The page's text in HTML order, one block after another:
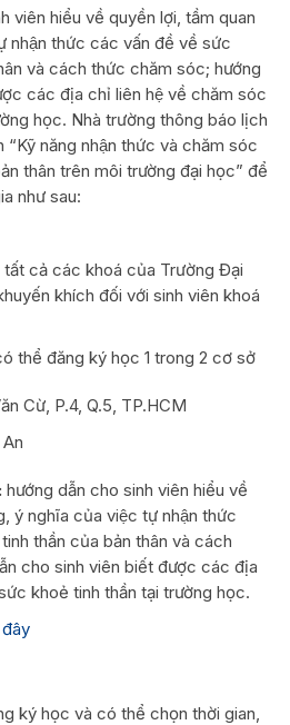
viên hiểu về quyền lợi, tầm quan
nhận thức các vấn đề về sức
và cách thức chăm sóc; hướng
các địa chỉ liên hệ về chăm sóc
học. Nhà trường thông báo lịch
năng nhận thức và chăm sóc
thân trên môi trường đại học” để
như sau:
tất cả các khoá của Trường Đại
khích đối với sinh viên khoá
thể đăng ký học 1 trong 2 cơ sở
Cừ, P.4, Q.5, TP.HCM
hướng dẫn cho sinh viên hiểu về
ý nghĩa của việc tự nhận thức
thần của bản thân và cách
cho sinh viên biết được các địa
khoẻ tinh thần tại trường học.
ký học và có thể chọn thời gian,